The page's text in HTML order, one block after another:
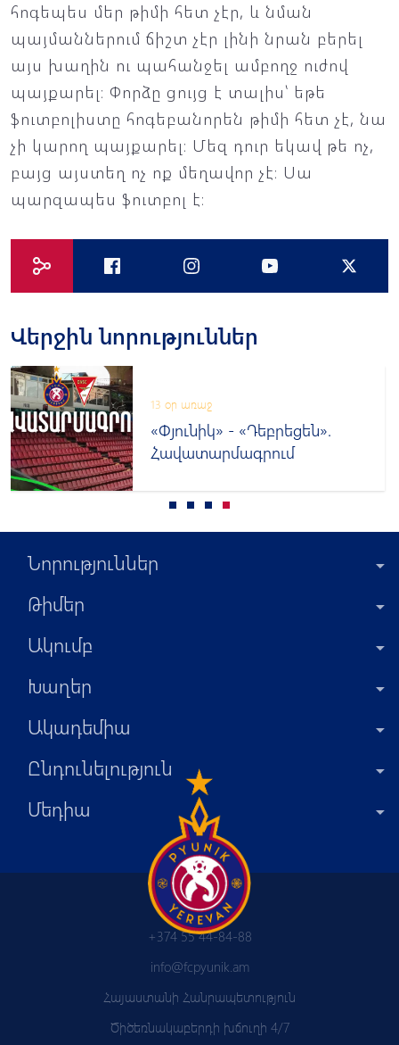
հոգեպես մեր թիմի հետ չէր, և նման
պայմաններում ճիշտ չէր լինի նրան բերել
այս խաղին ու պահանջել ամբողջ ուժով
պայքարել։ Փորձը ցույց է տալիս՝ եթե
ֆուտբոլիստը հոգեբանորեն թիմի հետ չէ, նա
չի կարող պայքարել։ Մեզ դուր եկավ թե ոչ,
բայց այստեղ ոչ ոք մեղավոր չէ։ Սա
պարզապես ֆուտբոլ է։
Վերջին նորություններ
13 օր առաջ
«Փյունիկ» - «Դեբրեցեն».
Հավատարմագրում
Նորություններ
Թիմեր
Ակումբ
Խաղեր
Ակադեմիա
Ընդունելություն
Մեդիա
+374 55 44-84-88
info@fcpyunik.am
Հայաստանի Հանրապետություն
Ծիծեռնակաբերդի խճուղի 4/7